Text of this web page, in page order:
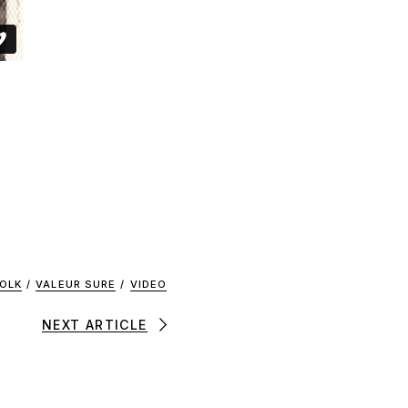
/ VALEUR SURE / VIDEO
NEXT ARTICLE